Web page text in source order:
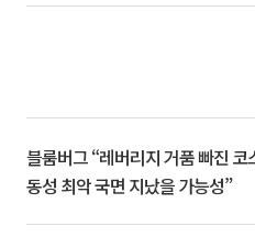
블룸버그 “레버리지 거품 빠진 코
동성 최악 국면 지났을 가능성”